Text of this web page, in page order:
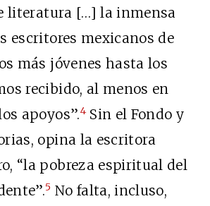
literatura […] la inmensa
escritores mexicanos de
más jóvenes hasta los
recibido, al menos en
apoyos”.4Sin el Fondo y
opina la escritora
“la pobreza espiritual del
5 No falta, incluso,